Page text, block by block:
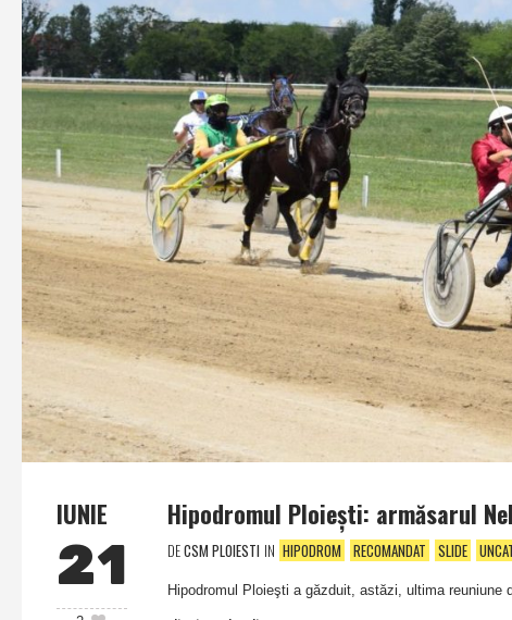
IUNIE
21
Hipodromul Ploieşti: armăsarul
DECSM PLOIESTI IN HIPODROM RECOMANDAT SLIDE
Hipodromul Ploieşti a găzduit, astăzi, ultima